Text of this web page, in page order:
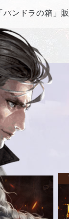
パンドラの箱」